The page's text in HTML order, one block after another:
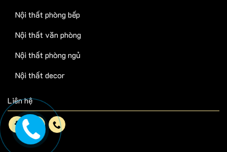
Nội thất phòng bếp
Nội thất văn phòng
Nội thất phòng ngủ
Nội thất decor
Liên hệ